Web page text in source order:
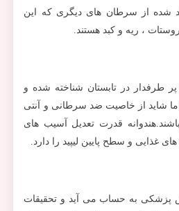
شده از سرطان های دیگری که این
، ریه و کبد هستند.
پر طرفدار در تابستان شناخته شده و
اما شاید از خاصیت ضد سرطانی و آنتی
قدرت تعدیل آسیب های
غذایی و سطح پایین لیپید را دارد.
پزشکی به حساب می آید و تحقیقات